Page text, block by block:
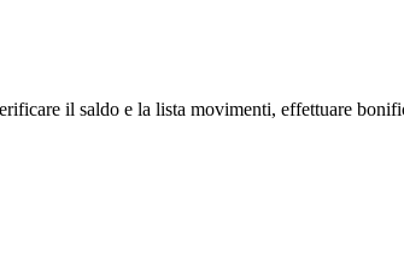
il saldo e la lista movimenti, effettuare